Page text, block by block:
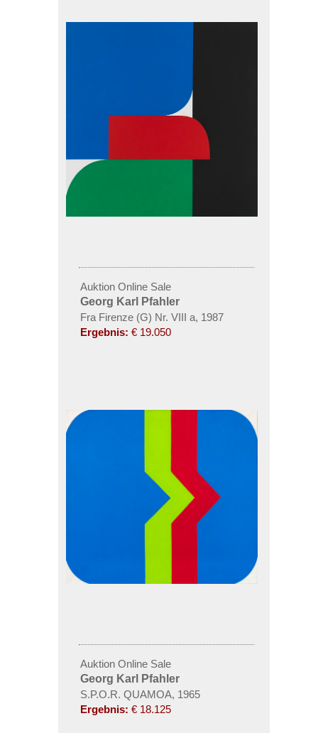
Auktion Online Sale
Georg Karl Pfahler
Fra Firenze (G) Nr. VIII a, 1987
Ergebnis: € 19.050
Auktion Online Sale
Georg Karl Pfahler
S.P.O.R. QUAMOA, 1965
Ergebnis: € 18.125